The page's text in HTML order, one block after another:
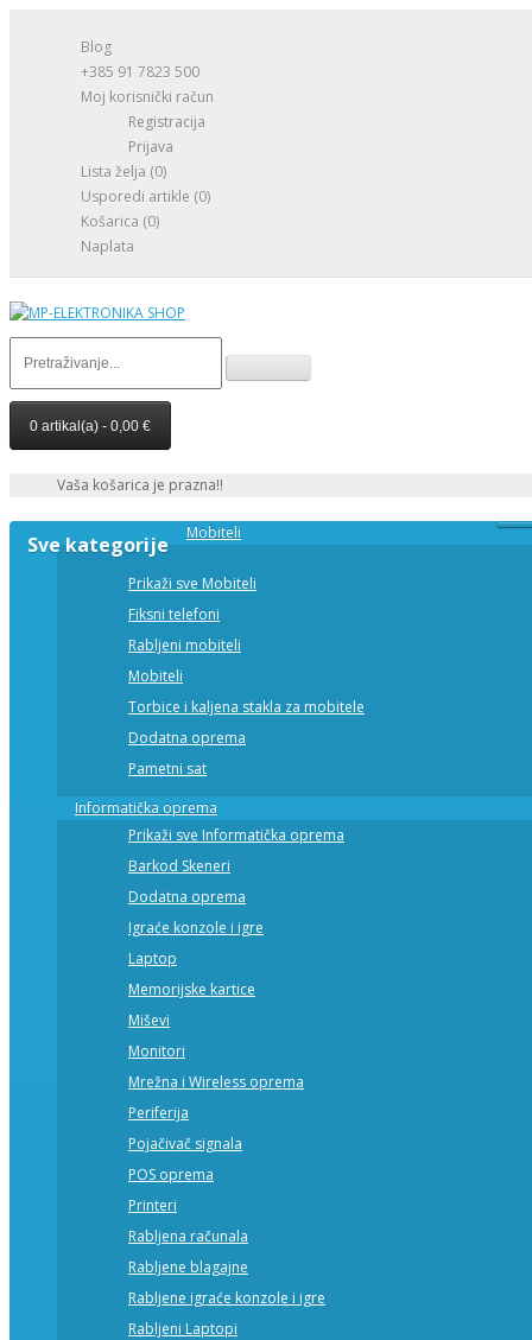
Blog
+385 91 7823 500
Moj korisnički račun
Registracija
Prijava
Lista želja (0)
Usporedi artikle (0)
Košarica (0)
Naplata
0 artikal(a) - 0,00 €
Vaša košarica je prazna!!
Sve kategorije Mobiteli
Prikaži sve Mobiteli
Fiksni telefoni
Rabljeni mobiteli
Mobiteli
Torbice i kaljena stakla za mobitele
Dodatna oprema
Pametni sat
Informatička oprema
Prikaži sve Informatička oprema
Barkod Skeneri
Dodatna oprema
Igraće konzole i igre
Laptop
Memorijske kartice
Miševi
Monitori
Mrežna i Wireless oprema
Periferija
Pojačivač signala
POS oprema
Printeri
Rabljena računala
Rabljene blagajne
Rabljene igraće konzole i igre
Rabljeni Laptopi